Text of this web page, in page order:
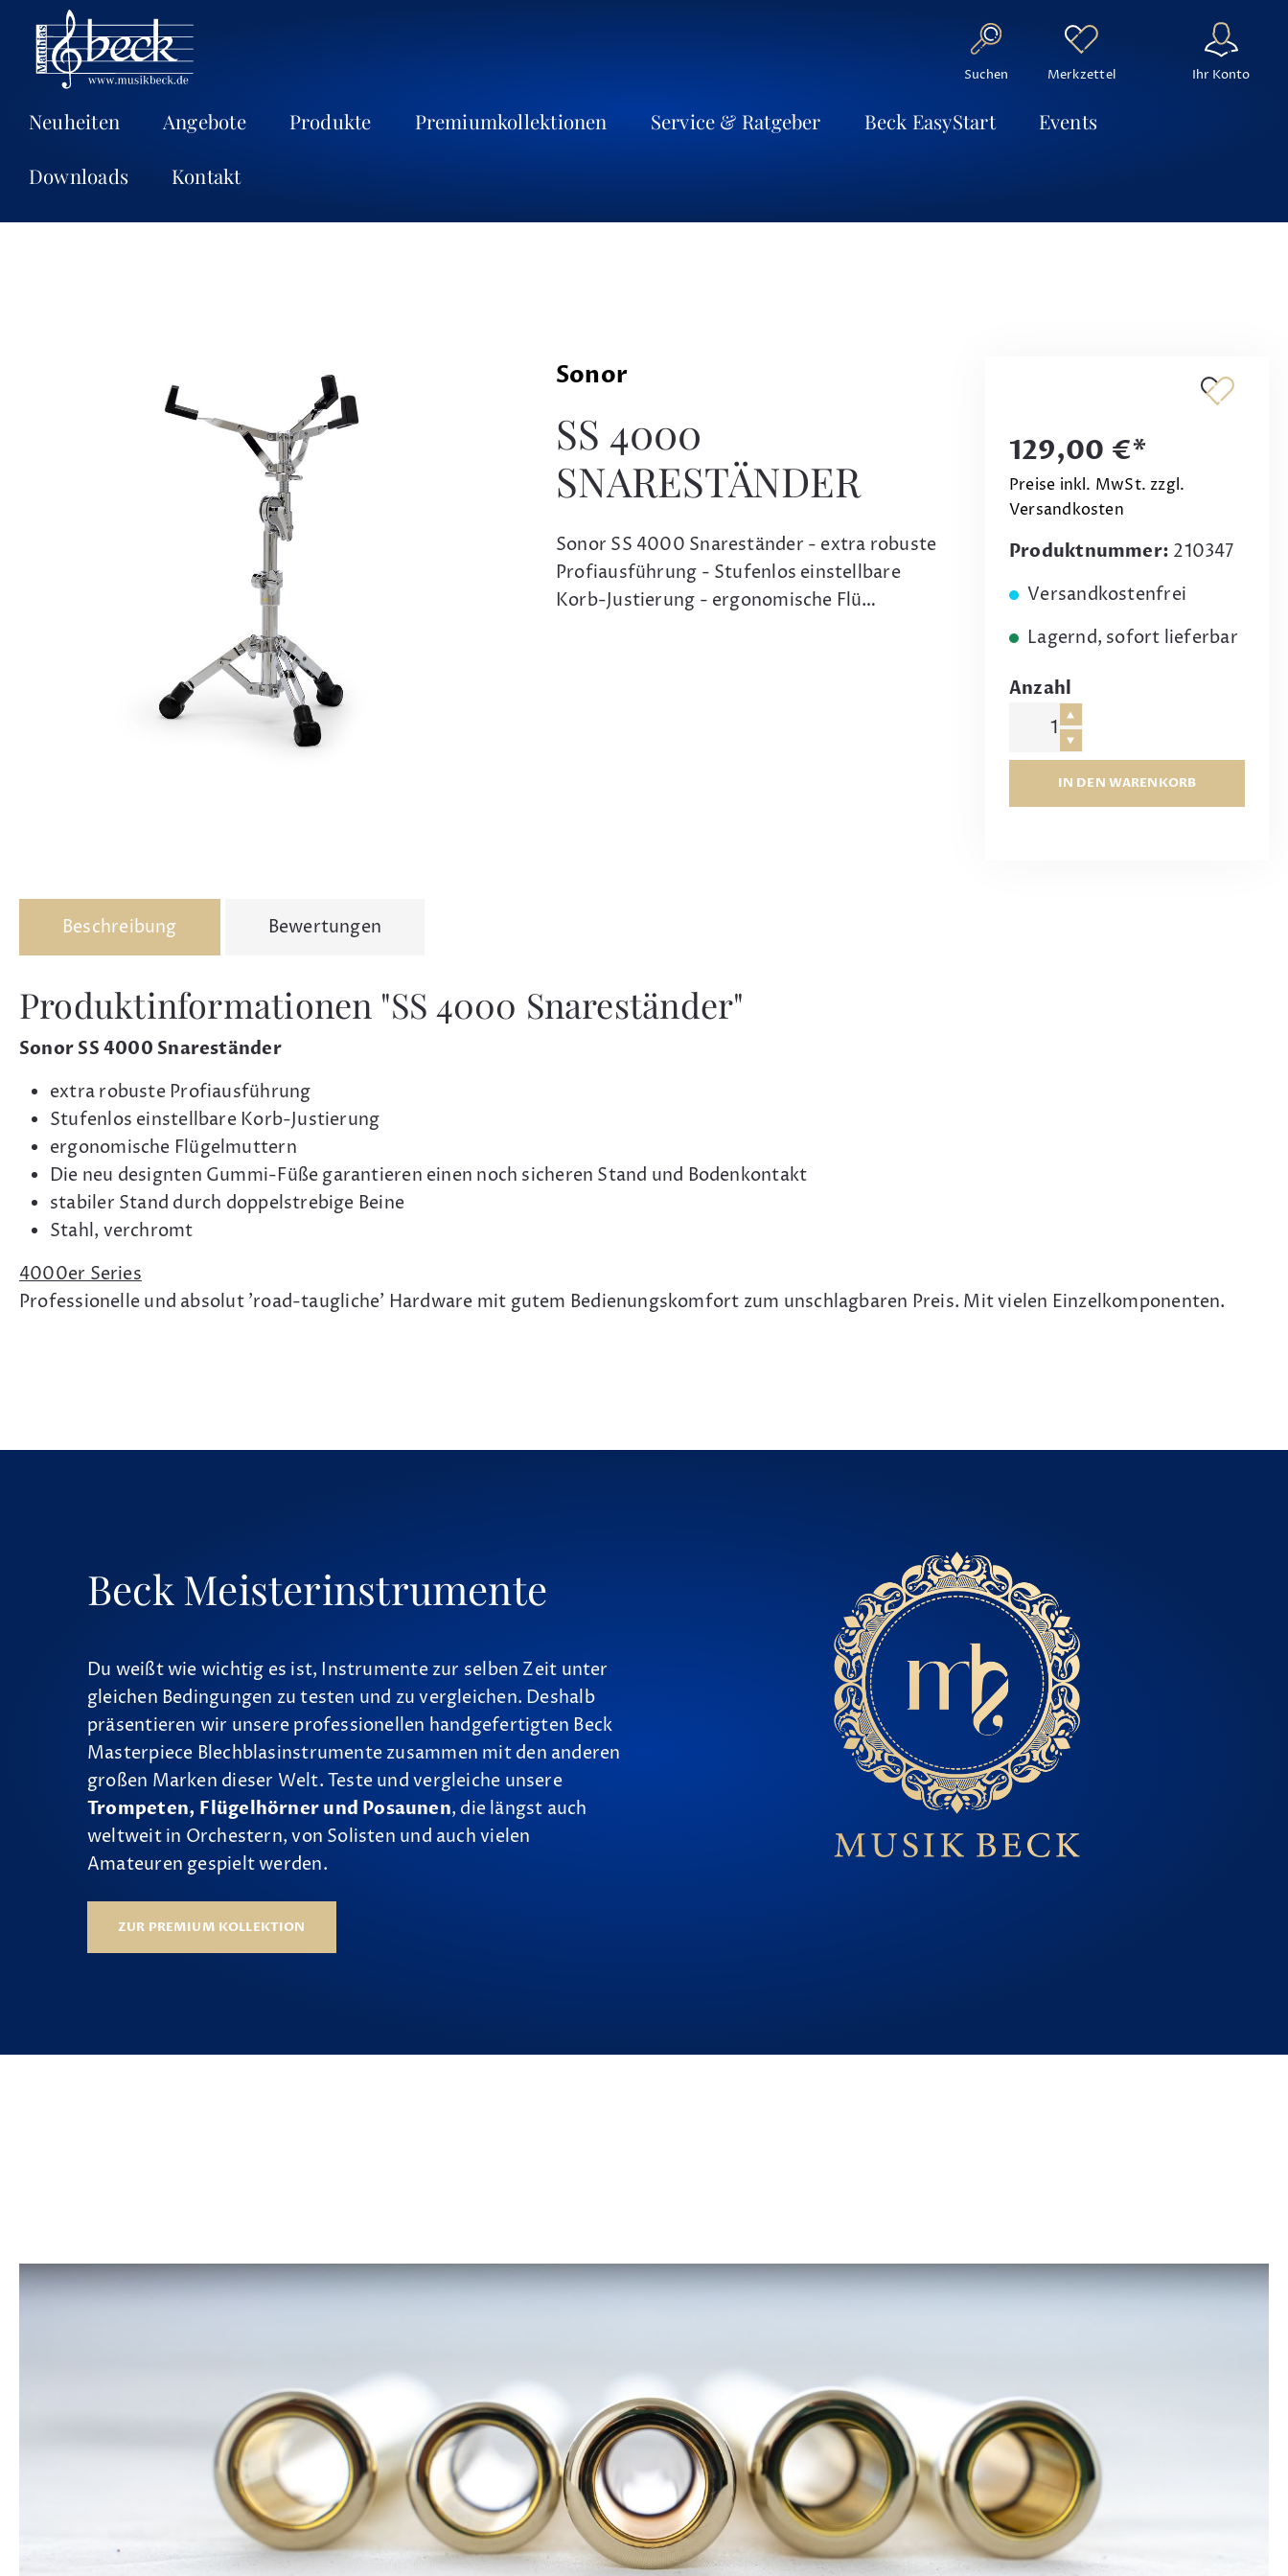
Neuheiten Angebote Produkte Premiumkollektionen Service & Ratgeber Beck EasyStart Events
Downloads Kontakt
Suchen Merkzettel Ihr Konto
Sonor
SS 4000
SNARESTÄNDER
Sonor SS 4000 Snareständer - extra robuste
Profiausführung - Stufenlos einstellbare
Korb-Justierung - ergonomische Flü…
129,00 €*
Preise inkl. MwSt. zzgl.
Versandkosten
Produktnummer: 210347
Versandkostenfrei
Lagernd, sofort lieferbar
Anzahl
IN DEN WARENKORB
Beschreibung Bewertungen
Produktinformationen "SS 4000 Snareständer"
Sonor SS 4000 Snareständer
extra robuste Profiausführung
Stufenlos einstellbare Korb-Justierung
ergonomische Flügelmuttern
Die neu designten Gummi-Füße garantieren einen noch sicheren Stand und Bodenkontakt
stabiler Stand durch doppelstrebige Beine
Stahl, verchromt
4000er Series
Professionelle und absolut 'road-taugliche' Hardware mit gutem Bedienungskomfort zum unschlagbaren Preis. Mit vielen Einzelkomponenten.
Beck Meisterinstrumente
Du weißt wie wichtig es ist, Instrumente zur selben Zeit unter
gleichen Bedingungen zu testen und zu vergleichen. Deshalb
präsentieren wir unsere professionellen handgefertigten Beck
Masterpiece Blechblasinstrumente zusammen mit den anderen
großen Marken dieser Welt. Teste und vergleiche unsere
Trompeten, Flügelhörner und Posaunen, die längst auch
weltweit in Orchestern, von Solisten und auch vielen
Amateuren gespielt werden.
ZUR PREMIUM KOLLEKTION